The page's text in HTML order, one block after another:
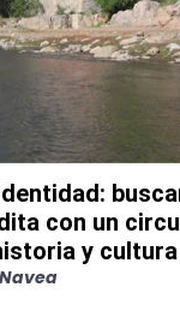
con un
y cultura